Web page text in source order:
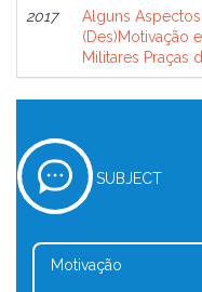
2017
Alguns
(Des)Motivação
Militares Praças
SUBJECT
Motivação